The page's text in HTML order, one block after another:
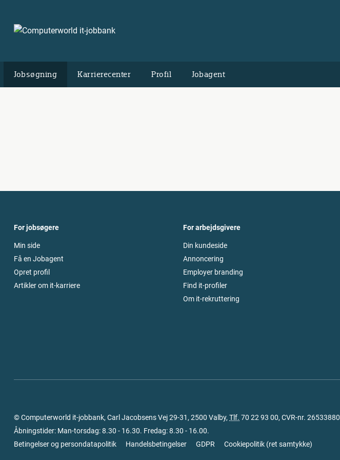
Jobsøgning Karrierecenter Profil Jobagent
For jobsøgere
Min side
Få en Jobagent
Opret profil
Artikler om it-karriere
For arbejdsgivere
Din kundeside
Annoncering
Employer branding
Find it-profiler
Om it-rekruttering
© Computerworld it-jobbank, Carl Jacobsens Vej 29-31, 2500 Valby, Tlf. 70 22 93 00, CVR-nr. 26533880
Åbningstider: Man-torsdag: 8.30 - 16.30. Fredag: 8.30 - 16.00.
Betingelser og persondatapolitik
Handelsbetingelser GDPR Cookiepolitik (ret samtykke)